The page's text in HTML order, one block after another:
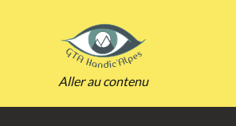
Aller au contenu